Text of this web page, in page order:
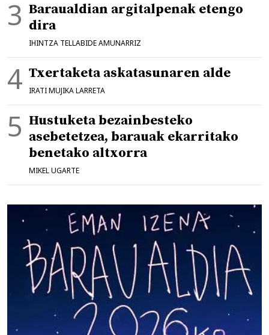
Baraualdian argitalpenak etengo
dira
IHINTZA TELLABIDE AMUNARRIZ
Txertaketa askatasunaren alde
IRATI MUJIKA LARRETA
Hustuketa bezainbesteko
asebetetzea, barauak ekarritako
benetako altxorra
MIKEL UGARTE